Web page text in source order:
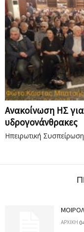
Ανακοίνωση ΗΣ
υδρογονάνθρακες
Ηπειρωτική Συσπείρωση
ΑΡΧΙΚΉ